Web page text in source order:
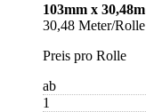
103mm x 30,48m
30,48 Meter/Rolle
Preis pro Rolle
ab
1